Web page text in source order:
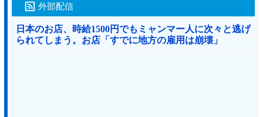
外部配信
日本のお店、時給1500円でもミャンマー人に次々と逃げ
られてしまう。お店「すでに地方の雇用は崩壊」